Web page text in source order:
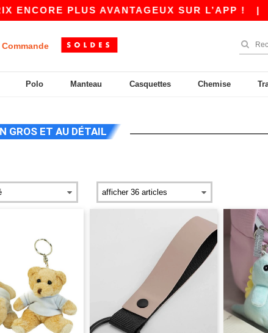
PLUS AVANTAGEUX SUR L’APP !|
Commande
Polo Manteau Casquettes Chemise
GROS ET AU DÉTAIL